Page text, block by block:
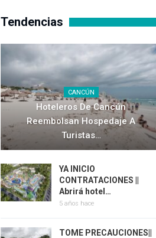
Tendencias
CANCÚN
Hoteleros De Cancún
Reembolsan Hospedaje A
Turistas…
YA INICIO
CONTRATACIONES ||
Abrirá hotel…
5 años hace
TOME PRECAUCIONES||